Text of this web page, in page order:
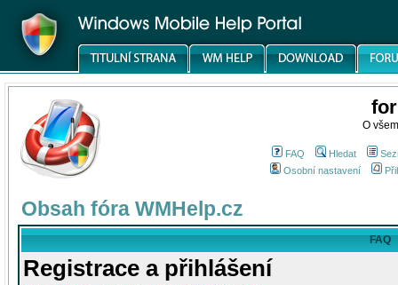
O
FAQ Hledat
Osobní nastavení
Obsah fóra WMHelp.cz
FAQ
Registrace a přihlášení